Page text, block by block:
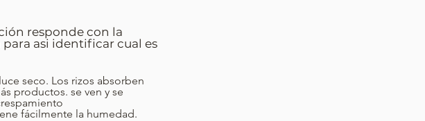
responde con la
asi identificar cual es
seco. Los rizos absorben
productos. se ven y se
fácilmente la humedad.